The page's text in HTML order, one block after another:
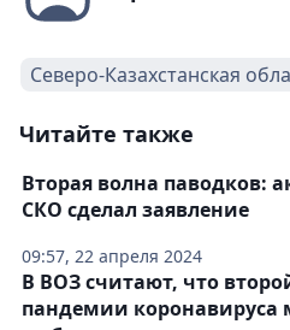
Северо-Казахстанская
Читайте также
09:57, 22 апреля 2024
Вторая волна паводков:
СКО сделал заявление
В ВОЗ считают, что
пандемии коронавируса